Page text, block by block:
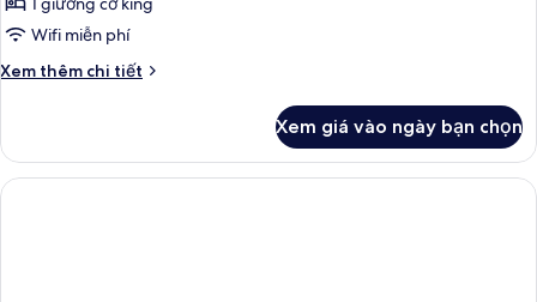
Wifi miễn phí
Xem thêm chi tiết
Chi
Premium
King
Xem giá vào ngày bạn chọn